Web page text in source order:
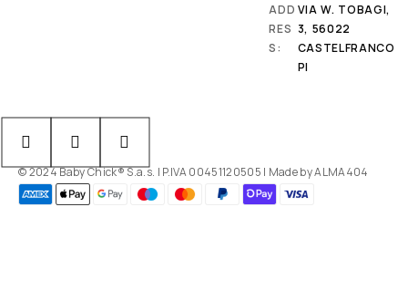
ADD
RES
S:
VIA W. TOBAGI,
3, 56022
CASTELFRANCO
PI
© 2024 Baby Chick® S.a.s. | P.IVA 00451120505 | Made by ALMA404